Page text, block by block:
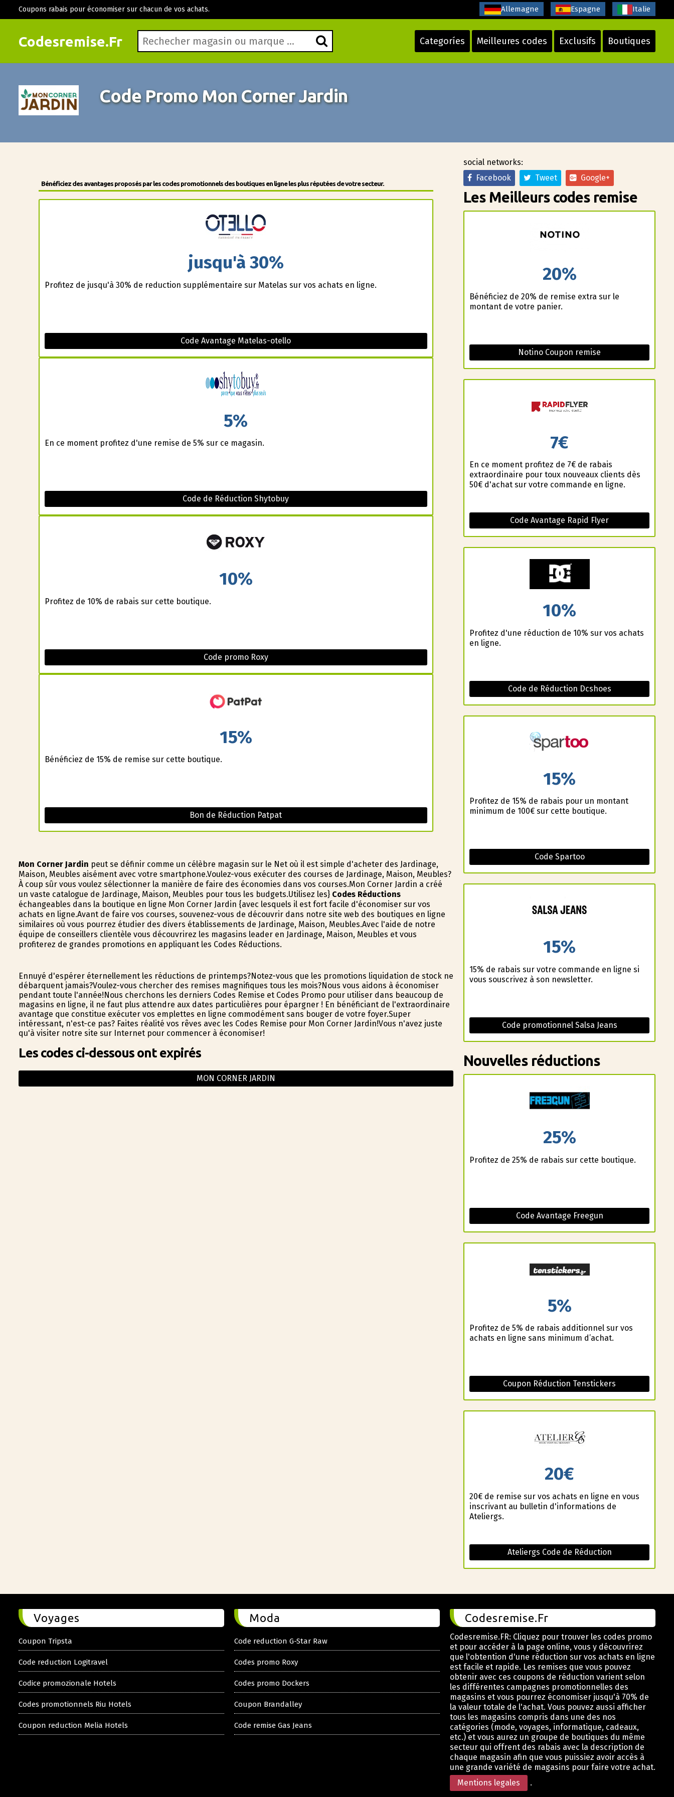
Codesremise.Fr Categoríes Meilleures codes Exclusifs Boutiques
Coupons rabais pour économiser sur chacun de vos achats. Allemagne Espagne Italie
Code Promo Mon Corner Jardin
Bénéficiez des avantages proposés par les codes promotionnels des boutiques en ligne les plus réputées de votre secteur.
jusqu'à 30%
Profitez de jusqu'à 30% de reduction supplémentaire sur Matelas sur vos achats en ligne.
Code Avantage Matelas-otello
5%
En ce moment profitez d'une remise de 5% sur ce magasin.
Code de Réduction Shytobuy
10%
Profitez de 10% de rabais sur cette boutique.
Code promo Roxy
15%
Bénéficiez de 15% de remise sur cette boutique.
Bon de Réduction Patpat
Mon Corner Jardin peut se définir comme un célèbre magasin sur le Net où il est simple d'acheter des Jardinage,
Maison, Meubles aisément avec votre smartphone.Voulez-vous exécuter des courses de Jardinage, Maison, Meubles?
À coup sûr vous voulez sélectionner la manière de faire des économies dans vos courses.Mon Corner Jardin a créé
un vaste catalogue de Jardinage, Maison, Meubles pour tous les budgets.Utilisez les} Codes Réductions
échangeables dans la boutique en ligne Mon Corner Jardin {avec lesquels il est fort facile d'économiser sur vos
achats en ligne.Avant de faire vos courses, souvenez-vous de découvrir dans notre site web des boutiques en ligne
similaires où vous pourrez étudier des divers établissements de Jardinage, Maison, Meubles.Avec l'aide de notre
équipe de conseillers clientèle vous découvrirez les magasins leader en Jardinage, Maison, Meubles et vous
profiterez de grandes promotions en appliquant les Codes Réductions.
Ennuyé d'espérer éternellement les réductions de printemps?Notez-vous que les promotions liquidation de stock ne
débarquent jamais?Voulez-vous chercher des remises magnifiques tous les mois?Nous vous aidons à économiser
pendant toute l'année!Nous cherchons les derniers Codes Remise et Codes Promo pour utiliser dans beaucoup de
magasins en ligne, il ne faut plus attendre aux dates particulières pour épargner ! En bénéficiant de l'extraordinaire
avantage que constitue exécuter vos emplettes en ligne commodément sans bouger de votre foyer.Super
intéressant, n'est-ce pas? Faites réalité vos rêves avec les Codes Remise pour Mon Corner Jardin!Vous n'avez juste
qu'à visiter notre site sur Internet pour commencer à économiser!
Les codes ci-dessous ont expirés
MON CORNER JARDIN
social networks:
Facebook
Tweet Google+
Les Meilleurs codes remise
20%
Bénéficiez de 20% de remise extra sur le
montant de votre panier.
Notino Coupon remise
7€
En ce moment profitez de 7€ de rabais
extraordinaire pour toux nouveaux clients dès
50€ d'achat sur votre commande en ligne.
Code Avantage Rapid Flyer
10%
Profitez d'une réduction de 10% sur vos achats
en ligne.
Code de Réduction Dcshoes
15%
Profitez de 15% de rabais pour un montant
minimum de 100€ sur cette boutique.
Code Spartoo
15%
15% de rabais sur votre commande en ligne si
vous souscrivez à son newsletter.
Code promotionnel Salsa Jeans
Nouvelles réductions
25%
Profitez de 25% de rabais sur cette boutique.
Code Avantage Freegun
5%
Profitez de 5% de rabais additionnel sur vos
achats en ligne sans minimum d’achat.
Coupon Réduction Tenstickers
20€
20€ de remise sur vos achats en ligne en vous
inscrivant au bulletin d'informations de
Ateliergs.
Ateliergs Code de Réduction
Voyages
Coupon Tripsta
Code reduction Logitravel
Codice promozionale Hotels
Codes promotionnels Riu Hotels
Coupon reduction Melia Hotels
Moda
Code reduction G-Star Raw
Codes promo Roxy
Codes promo Dockers
Coupon Brandalley
Code remise Gas Jeans
Codesremise.Fr
Codesremise.FR: Cliquez pour trouver les codes promo
et pour accéder à la page online, vous y découvrirez
que l'obtention d'une réduction sur vos achats en ligne
est facile et rapide. Les remises que vous pouvez
obtenir avec ces coupons de réduction varient selon
les différentes campagnes promotionnelles des
magasins et vous pourrez économiser jusqu'à 70% de
la valeur totale de l'achat. Vous pouvez aussi afficher
tous les magasins compris dans une des nos
catégories (mode, voyages, informatique, cadeaux,
etc.) et vous aurez un groupe de boutiques du même
secteur qui offrent des rabais avec la description de
chaque magasin afin que vous puissiez avoir accès à
une grande variété de magasins pour faire votre achat.
Mentions legales
.